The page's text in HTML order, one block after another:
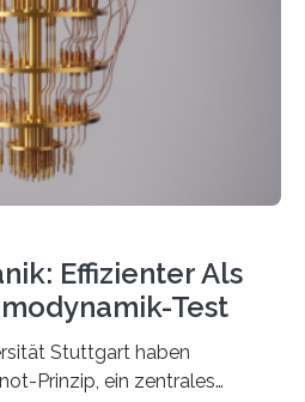
und -
Doch nun hat eine
um den
Effizienter Als
Test
Stuttgart haben
Prinzip, ein zentrales